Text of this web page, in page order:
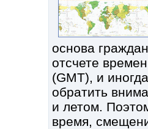
основа
отсчете
(GMT), и
обратить
и летом.
время,